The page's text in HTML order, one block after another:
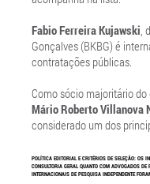
Fabio Ferreira Kujawski,
Gonçalves (BKBG) é
contratações públicas.
Como sócio majoritário
Mário Roberto Villanova
considerado um dos
POLÍTICA EDITORIAL E CRITÉRIOS DE SELEÇÃO: OS
CONSULTORIA GERAL QUANTO COM ADVOGADOS
INTERNACIONAIS DE PESQUISA INDEPENDENTE